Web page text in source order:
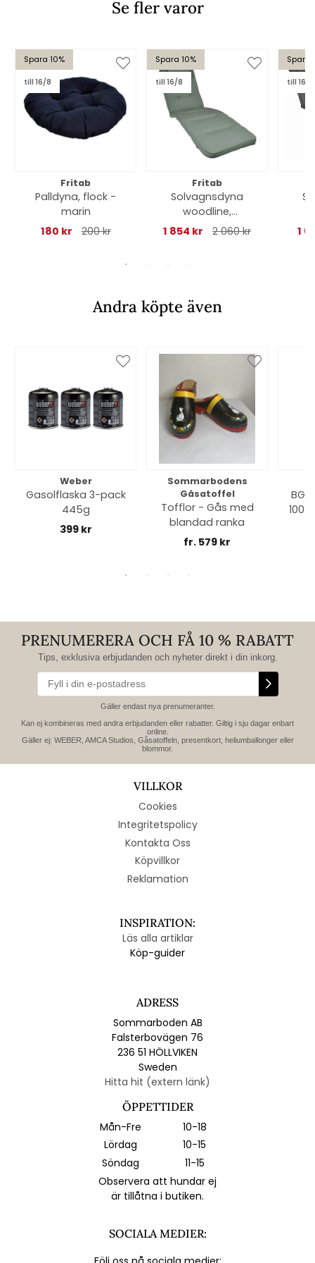
Se fler varor
Spara 10%
till 16/8
Fritab
Palldyna, flock -
marin
180 kr
200 kr
Spara 10%
till 16/8
Fritab
Solvagnsdyna
woodline,
nackkudde -
1 854 kr 2 060 kr
Spara
till 16/8
1
Andra köpte även
Weber
Gasolflaska 3-pack
445g
399 kr
Sommarbodens
Gåsatoffel
Tofflor - Gås med
blandad ranka
fr. 579 kr
PRENUMERERA OCH FÅ 10 % RABATT
Tips, exklusiva erbjudanden och nyheter direkt i din inkorg.
Gäller endast nya prenumeranter.
Kan ej kombineras med andra erbjudanden eller rabatter. Giltig i sju dagar enbart
online.
Gäller ej: WEBER, AMCA Studios, Gåsatoffeln, presentkort, heliumballonger eller
blommor.
VILLKOR
Cookies
Integritetspolicy
Kontakta Oss
Köpvillkor
Reklamation
INSPIRATION:
Läs alla artiklar
Köp-guider
ADRESS
Sommarboden AB
Falsterbovägen 76
236 51 HÖLLVIKEN
Sweden
Hitta hit (extern länk)
ÖPPETTIDER
Mån-Fre
10-18
Lördag
10-15
Söndag
11-15
Observera att hundar ej
är tillåtna i butiken.
SOCIALA MEDIER: